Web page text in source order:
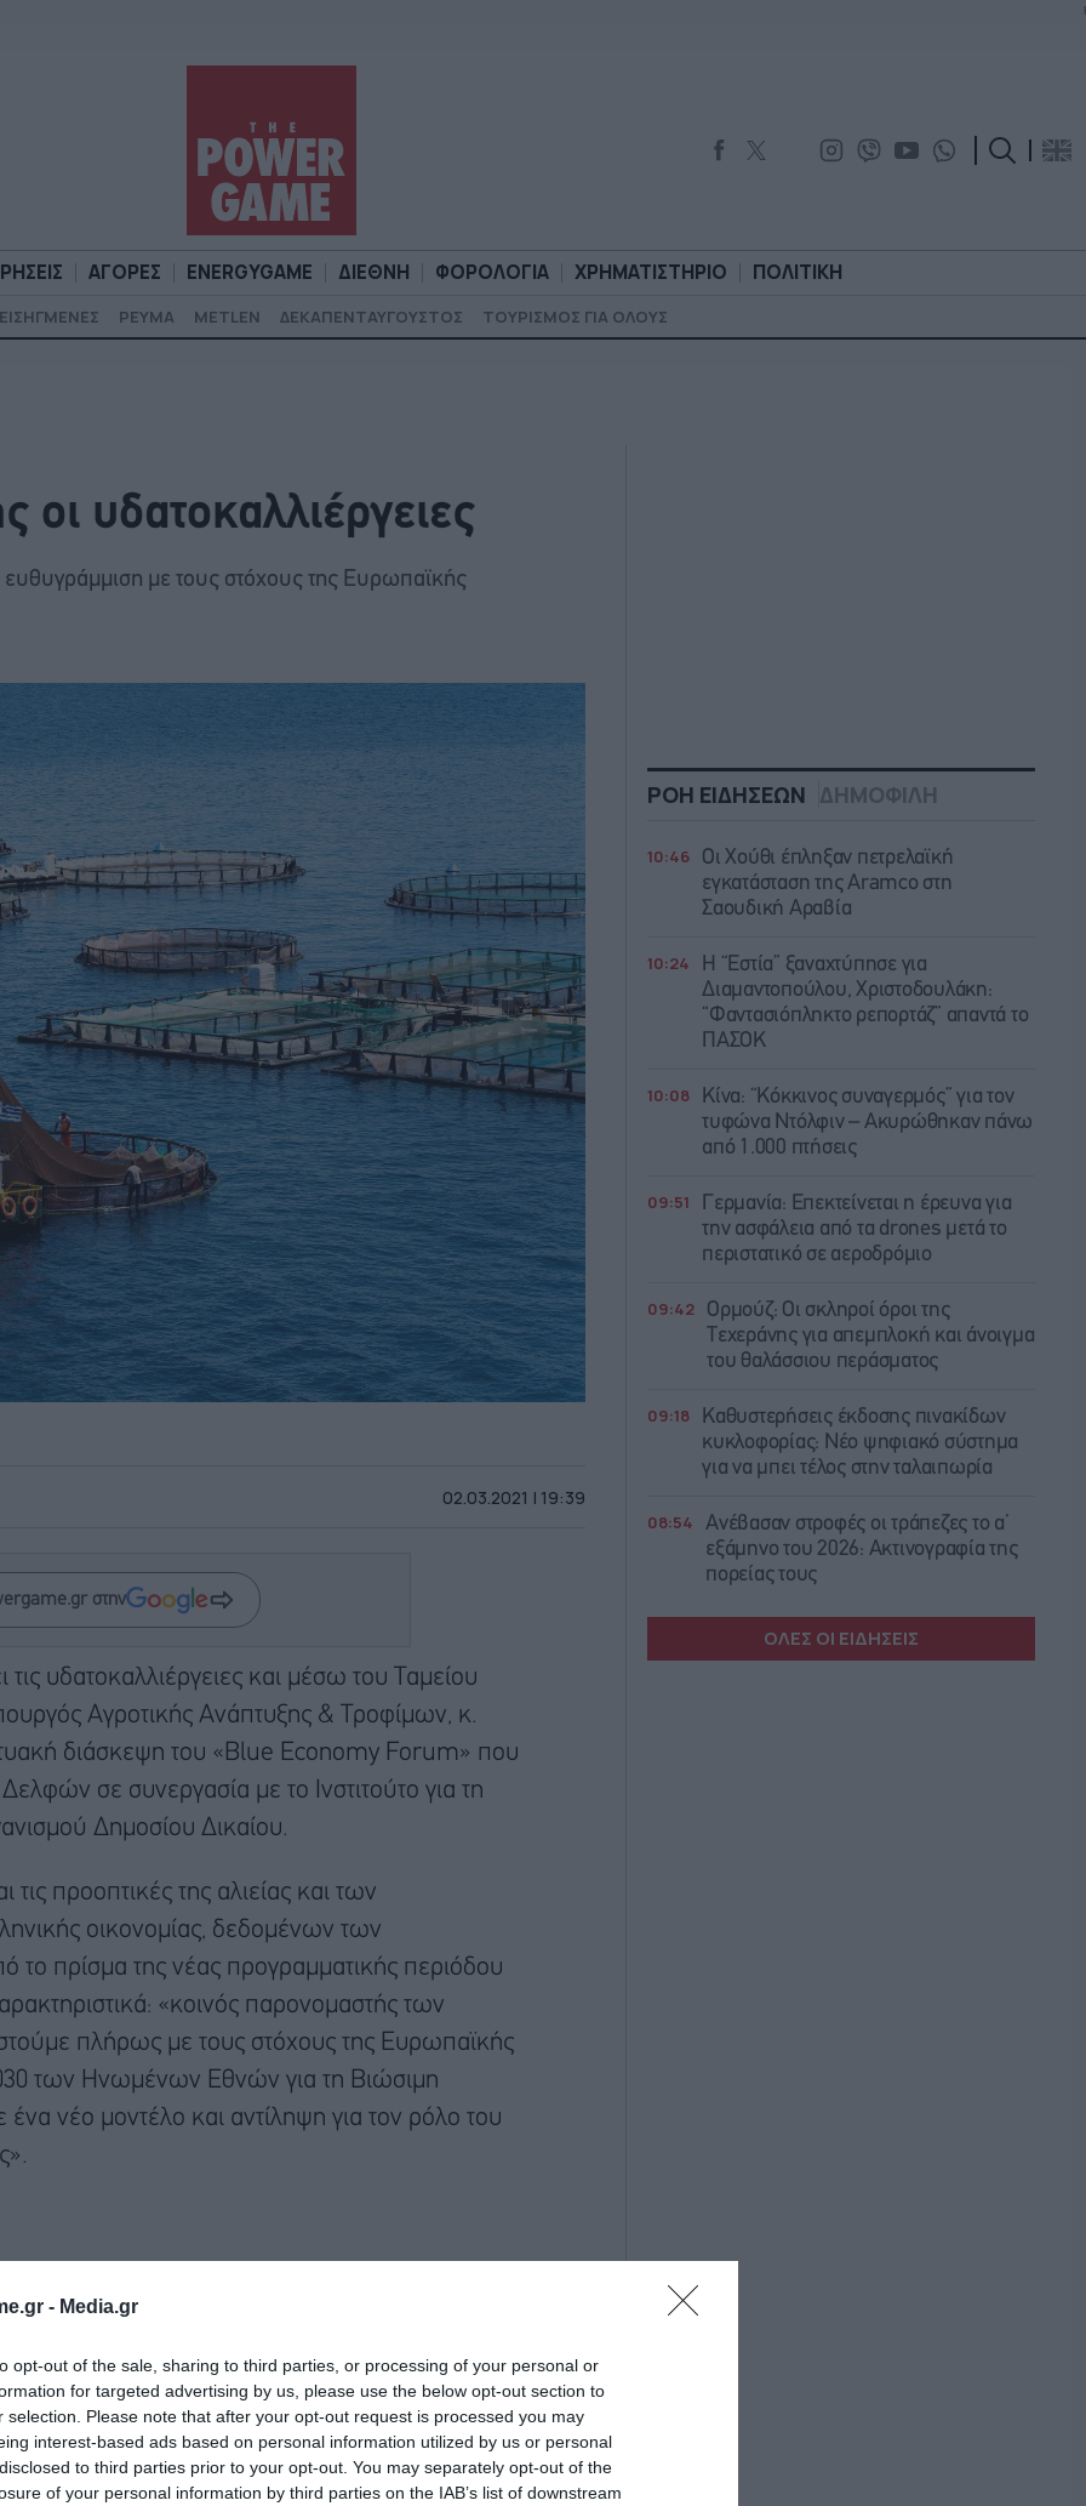
- Media.gr
opt-out of the sale, sharing to third parties, or processing of your personal or
for targeted advertising by us, please use the below opt-out section to
selection. Please note that after your opt-out request is processed you may
interest-based ads based on personal information utilized by us or personal
to third parties prior to your opt-out. You may separately opt-out of the
of your personal information by third parties on the IAB’s list of downstream
ΑΓΟΡΕΣ ENERGYGAME ΔΙΕΘΝΗ ΦΟΡΟΛΟΓΙΑ ΧΡΗΜΑΤΙΣΤΗΡΙΟ ΠΟΛΙΤΙΚΗ
ΕΙΣΗΓΜΕΝΕΣ ΡΕΥΜΑ METLEN ΔΕΚΑΠΕΝΤΑΥΓΟΥΣΤΟΣ ΤΟΥΡΙΣΜΟΣ ΓΙΑ ΟΛΟΥΣ
υδατοκαλλιέργειες
με τους στόχους της Ευρωπαϊκής
02.03.2021 | 19:39
στην
υδατοκαλλιέργειες και μέσω του Ταμείου
Αγροτικής Ανάπτυξης & Τροφίμων, κ.
διάσκεψη του «Blue Economy Forum» που
σε συνεργασία με το Ινστιτούτο για τη
Δημοσίου Δικαίου.
προοπτικές της αλιείας και των
οικονομίας, δεδομένων των
πρίσμα της νέας προγραμματικής περιόδου
«κοινός παρονομαστής των
πλήρως με τους στόχους της Ευρωπαϊκής
των Ηνωμένων Εθνών για τη Βιώσιμη
νέο μοντέλο και αντίληψη για τον ρόλο του
ΡΟΗ ΕΙΔΗΣΕΩΝ ΔΗΜΟΦΙΛΗ
10:46
Οι Χούθι έπληξαν πετρελαϊκή
εγκατάσταση της Aramco στη
Σαουδική Αραβία
10:24
Η “Εστία” ξαναχτύπησε για
Διαμαντοπούλου, Χριστοδουλάκη:
“Φαντασιόπληκτο ρεπορτάζ” απαντά το
ΠΑΣΟΚ
10:08
Κίνα: “Κόκκινος συναγερμός” για τον
τυφώνα Ντόλφιν – Ακυρώθηκαν πάνω
από 1.000 πτήσεις
09:51
Γερμανία: Επεκτείνεται η έρευνα για
την ασφάλεια από τα drones μετά το
περιστατικό σε αεροδρόμιο
09:42
Ορμούζ: Οι σκληροί όροι της
Τεχεράνης για απεμπλοκή και άνοιγμα
του θαλάσσιου περάσματος
09:18
Καθυστερήσεις έκδοσης πινακίδων
κυκλοφορίας: Νέο ψηφιακό σύστημα
για να μπει τέλος στην ταλαιπωρία
08:54
Ανέβασαν στροφές οι τράπεζες το α’
εξάμηνο του 2026: Ακτινογραφία της
πορείας τους
ΟΛΕΣ ΟΙ ΕΙΔΗΣΕΙΣ